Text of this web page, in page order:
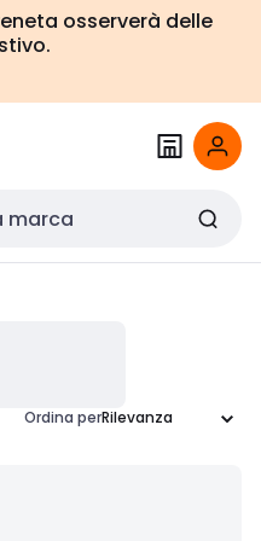
osserverà delle
Ordina per